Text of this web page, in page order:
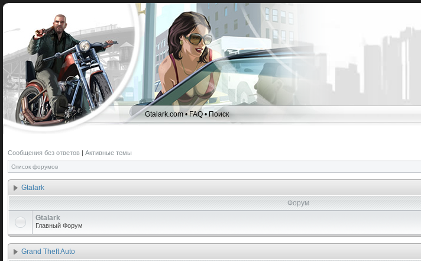
Gtalark.com •FAQ•Поиск
Сообщения без ответов | Активные темы
Список форумов
Gtalark
Форум
Gtalark
Главный Форум
Grand Theft Auto